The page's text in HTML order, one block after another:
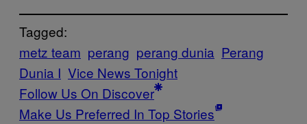
Tagged:
metz team perang perang dunia Perang
Dunia I Vice News Tonight
Follow Us On Discover
Make Us Preferred In Top Stories